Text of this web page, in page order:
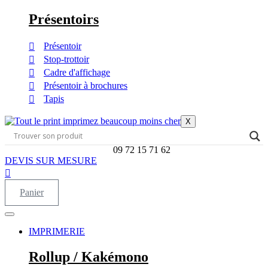
Présentoirs
Présentoir
Stop-trottoir
Cadre d'affichage
Présentoir à brochures
Tapis
X
09 72 15 71 62
DEVIS SUR MESURE
Panier
IMPRIMERIE
Rollup / Kakémono